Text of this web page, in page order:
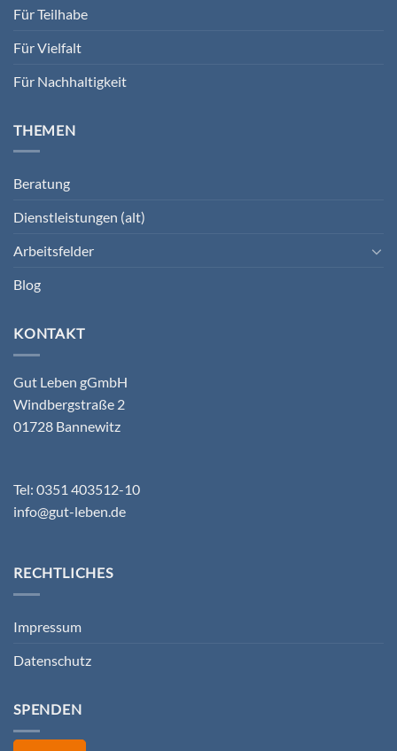
Für Teilhabe
Für Vielfalt
Für Nachhaltigkeit
THEMEN
Beratung
Dienstleistungen (alt)
Arbeitsfelder
Blog
KONTAKT
Gut Leben gGmbH
Windbergstraße 2
01728 Bannewitz
Tel: 0351 403512-10
info@gut-leben.de
RECHTLICHES
Impressum
Datenschutz
SPENDEN